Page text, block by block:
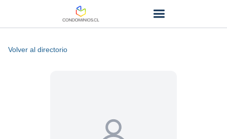
Volver al directorio